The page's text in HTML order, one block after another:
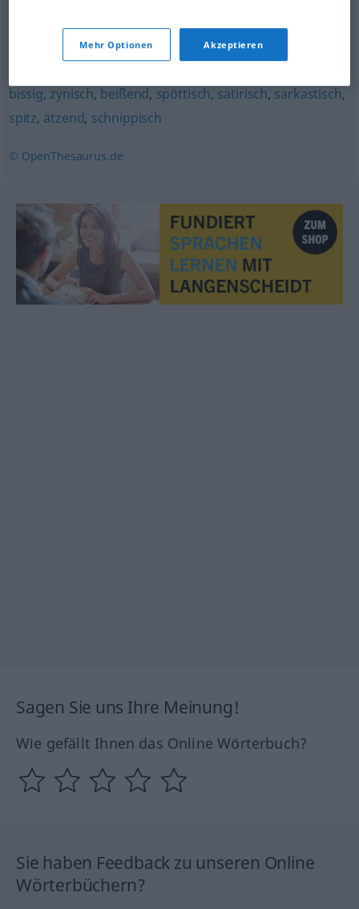
,spöttisch,höhnisch,sarkastisch,vernichtend
ehrenrührig,verächtlich
bissig, zynisch, beißend, spöttisch, satirisch, sarkastisch,
spitz, ätzend, schnippisch
© OpenThesaurus.de
Sagen Sie uns Ihre Meinung!
Wie gefällt Ihnen das Online Wörterbuch?
Sie haben Feedback zu unseren Online
Wörterbüchern?
Mehr Optionen Akzeptieren